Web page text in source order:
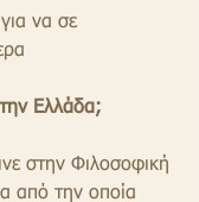
να σε
Ελλάδα;
στην Φιλοσοφική
από την οποία